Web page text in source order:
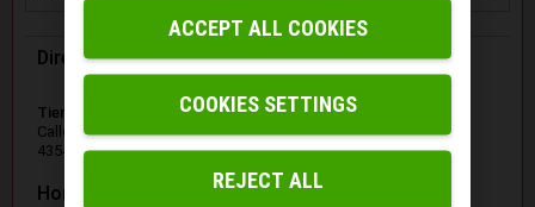
Dirección
Tienda
Calle Gorria 10. SANT CARLES DE LA RÀPITA
43540 TARRAGONA
Horario
REJECT ALL
ACCEPT ALL COOKIES
COOKIES SETTINGS